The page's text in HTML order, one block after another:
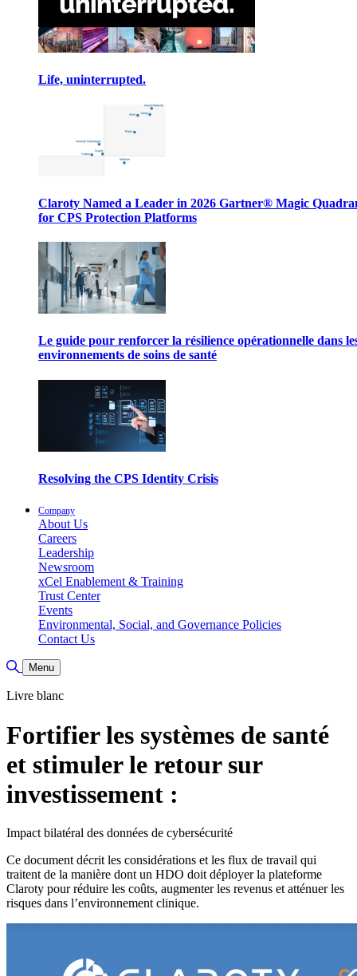
Life, uninterrupted.
Claroty Named a Leader in 2026 Gartner® Magic
for CPS Protection Platforms
Le guide pour renforcer la résilience opérationnelle dans
environnements de soins de santé
Resolving the CPS Identity Crisis
Company
About Us
Careers
Leadership
Newsroom
xCel Enablement & Training
Trust Center
Events
Environmental, Social, and Governance Policies
Contact Us
Toggle Search
Menu
Livre blanc
Fortifier les systèmes de santé
et stimuler le retour sur
investissement :
Impact bilatéral des données de cybersécurité
Ce document décrit les considérations et les flux de travail qui
traitent de la manière dont un HDO doit déployer la plateforme
Claroty pour réduire les coûts, augmenter les revenus et atténuer les
risques dans l’environnement clinique.